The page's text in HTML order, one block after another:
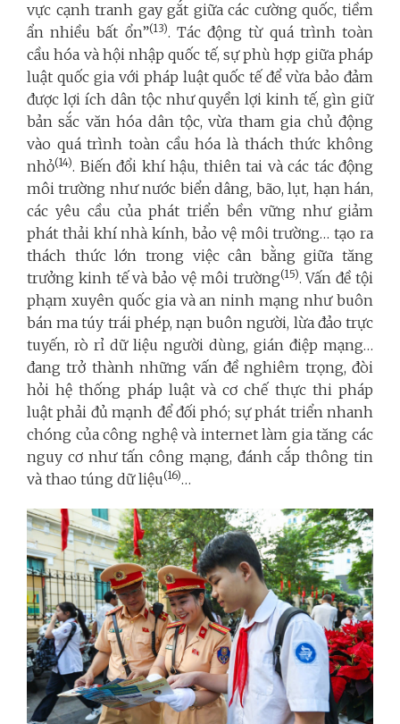
vực cạnh tranh gay gắt giữa các cường quốc, tiềm
ẩn nhiều bất ổn”(13). Tác động từ quá trình toàn
cầu hóa và hội nhập quốc tế, sự phù hợp giữa pháp
luật quốc gia với pháp luật quốc tế để vừa bảo đảm
được lợi ích dân tộc như quyền lợi kinh tế, gìn giữ
bản sắc văn hóa dân tộc, vừa tham gia chủ động
vào quá trình toàn cầu hóa là thách thức không
nhỏ(14). Biến đổi khí hậu, thiên tai và các tác động
môi trường như nước biển dâng, bão, lụt, hạn hán,
các yêu cầu của phát triển bền vững như giảm
phát thải khí nhà kính, bảo vệ môi trường… tạo ra
thách thức lớn trong việc cân bằng giữa tăng
trưởng kinh tế và bảo vệ môi trường(15). Vấn đề tội
phạm xuyên quốc gia và an ninh mạng như buôn
bán ma túy trái phép, nạn buôn người, lừa đảo trực
tuyến, rò rỉ dữ liệu người dùng, gián điệp mạng…
đang trở thành những vấn đề nghiêm trọng, đòi
hỏi hệ thống pháp luật và cơ chế thực thi pháp
luật phải đủ mạnh để đối phó; sự phát triển nhanh
chóng của công nghệ và internet làm gia tăng các
nguy cơ như tấn công mạng, đánh cắp thông tin
và thao túng dữ liệu(16)…